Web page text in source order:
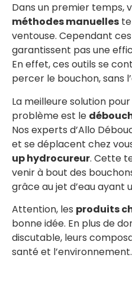
Dans un premier temps,
méthodes manuelles
ventouse. Cependant
garantissent pas une
En effet, ces outils se
percer le bouchon, sans
La meilleure solution
problème est le
Nos experts d’Allo
et se déplacent chez vous
up hydrocureur. Cette
venir à bout des
grâce au jet d’eau ayant
Attention, les produits
bonne idée. En plus de
discutable, leurs
santé et l’environnement.